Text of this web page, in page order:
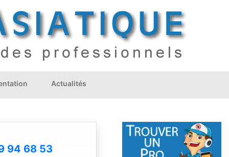
Actualités
94 68 53